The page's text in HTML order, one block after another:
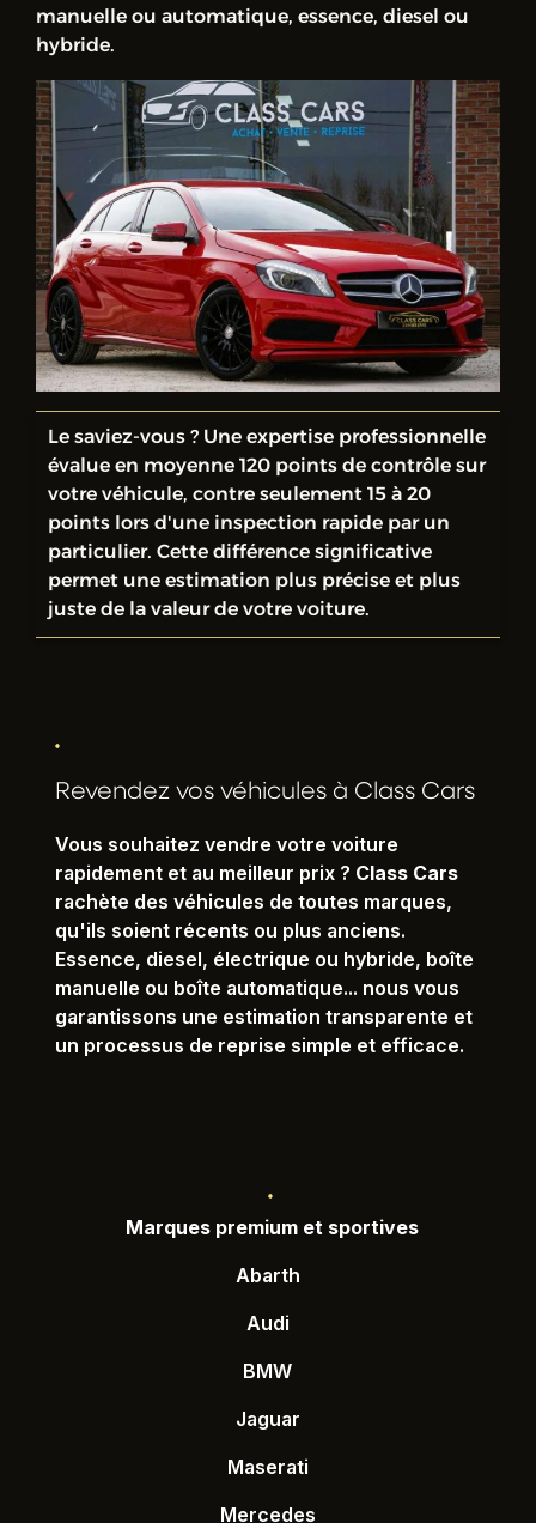
manuelle ou automatique, essence, diesel ou
hybride.
Le saviez-vous ? Une expertise professionnelle
évalue en moyenne 120 points de contrôle sur
votre véhicule, contre seulement 15 à 20
points lors d'une inspection rapide par un
particulier. Cette différence significative
permet une estimation plus précise et plus
juste de la valeur de votre voiture.
Revendez vos véhicules à Class Cars
Vous souhaitez vendre votre voiture
rapidement et au meilleur prix ? Class Cars
rachète des véhicules de toutes marques,
qu'ils soient récents ou plus anciens.
Essence, diesel, électrique ou hybride, boîte
manuelle ou boîte automatique... nous vous
garantissons une estimation transparente et
un processus de reprise simple et efficace.
Marques premium et sportives
Abarth
Audi
BMW
Jaguar
Maserati
Mercedes